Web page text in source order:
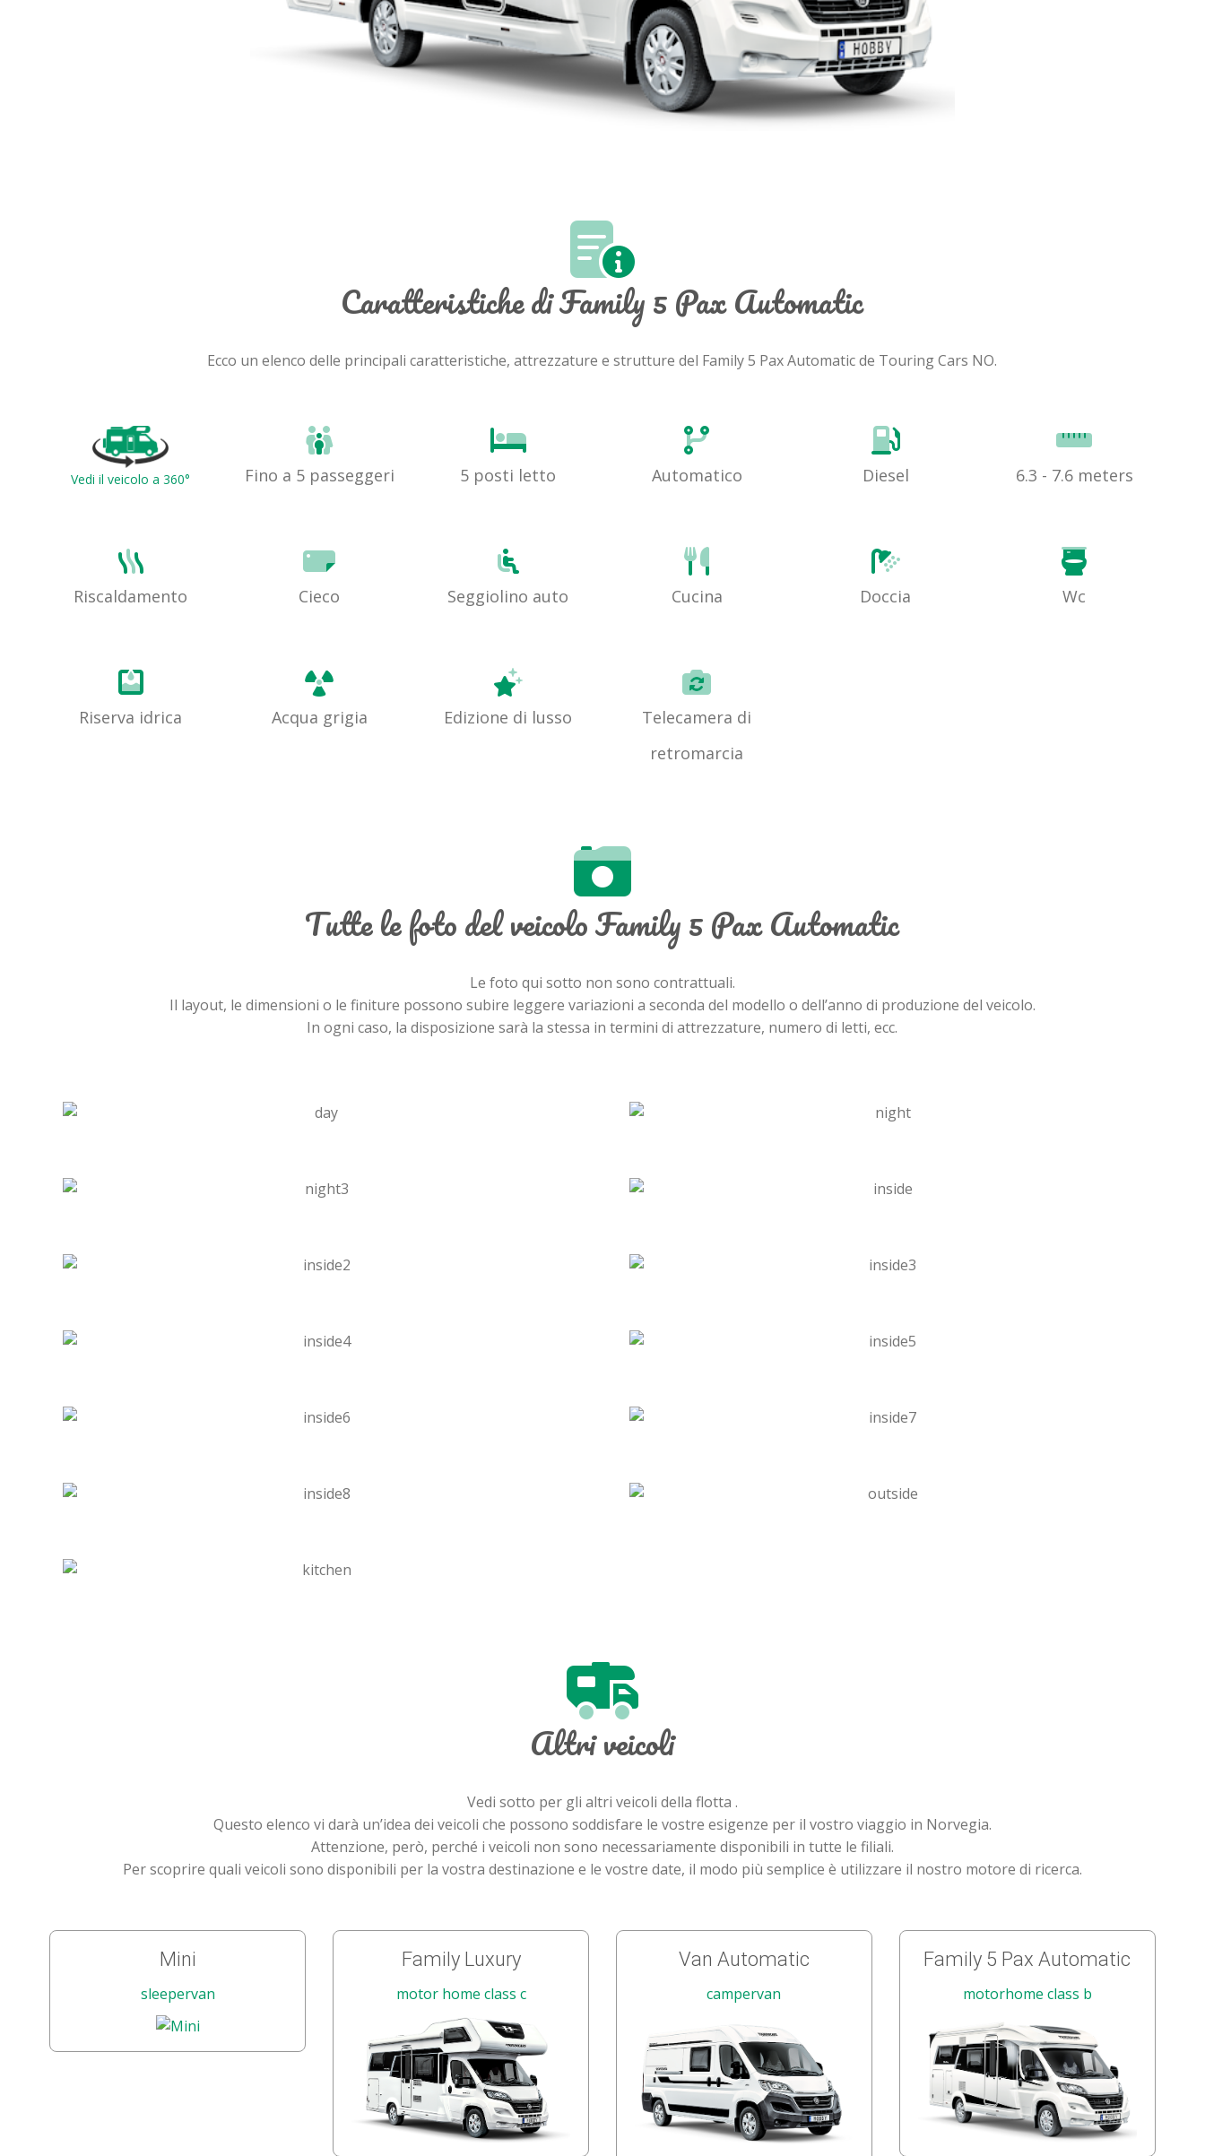
Caratteristiche di Family 5 Pax Automatic
Ecco un elenco delle principali caratteristiche, attrezzature e strutture del Family 5 Pax Automatic de Touring Cars NO.
Vedi il veicolo a 360° Fino a 5 passeggeri 5 posti letto Automatico Diesel 6.3 - 7.6 meters
Riscaldamento Cieco Seggiolino auto Cucina Doccia Wc
Riserva idrica Acqua grigia Edizione di lusso
Telecamera di
retromarcia
Tutte le foto del veicolo Family 5 Pax Automatic
Le foto qui sotto non sono contrattuali.
Il layout, le dimensioni o le finiture possono subire leggere variazioni a seconda del modello o dell’anno di produzione del veicolo.
In ogni caso, la disposizione sarà la stessa in termini di attrezzature, numero di letti, ecc.
Altri veicoli
Vedi sotto per gli altri veicoli della flotta .
Questo elenco vi darà un’idea dei veicoli che possono soddisfare le vostre esigenze per il vostro viaggio in Norvegia.
Attenzione, però, perché i veicoli non sono necessariamente disponibili in tutte le filiali.
Per scoprire quali veicoli sono disponibili per la vostra destinazione e le vostre date, il modo più semplice è utilizzare il nostro motore di ricerca.
Mini
sleepervan
Family Luxury
motor home class c
Van Automatic
campervan
Family 5 Pax Automatic
motorhome class b